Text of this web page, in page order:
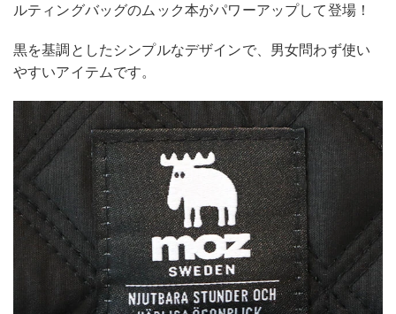
ルティングバッグのムック本がパワーアップして登場！
黒を基調としたシンプルなデザインで、男女問わず使い
やすいアイテムです。